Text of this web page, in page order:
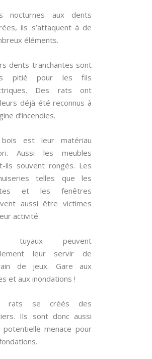
nocturnes aux dents
ils s’attaquent à de
éléments.
dents tranchantes sont
pitié pour les fils
Des rats ont
déjà été reconnus à
d’incendies.
est leur matériau
Aussi les meubles
ils souvent rongés. Les
telles que les
et les fenêtres
aussi être victimes
activité.
tuyaux peuvent
leur servir de
de jeux. Gare aux
et aux inondations !
rats se créés des
Ils sont donc aussi
potentielle menace pour